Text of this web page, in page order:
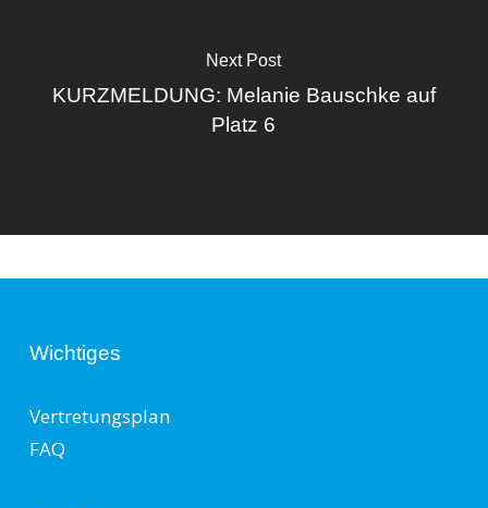
Next Post
KURZMELDUNG: Melanie Bauschke auf
Platz 6
Wichtiges
Vertretungsplan
FAQ